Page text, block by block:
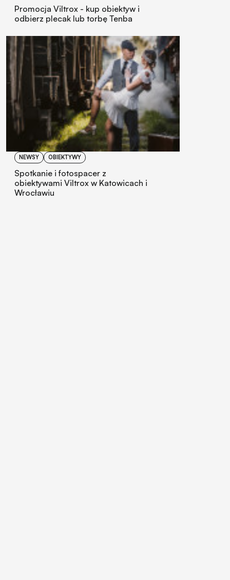
Promocja Viltrox - kup obiektyw i
odbierz plecak lub torbę Tenba
NEWSY OBIEKTYWY
Spotkanie i fotospacer z
obiektywami Viltrox w Katowicach i
Wrocławiu